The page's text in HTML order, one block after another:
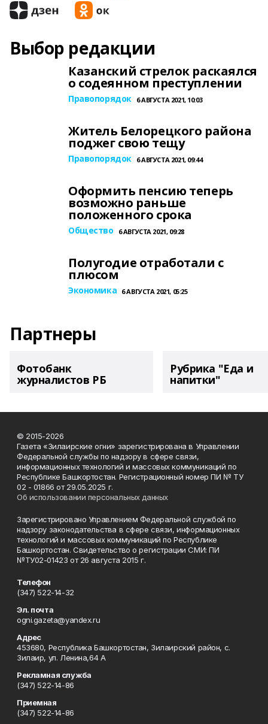
Выбор редакции
Казанский стрелок раскаялся
о содеянном преступлении
Правопорядок 6 АВГУСТА 2021, 10:03
Житель Белорецкого района
поджег свою тещу
Правопорядок 6 АВГУСТА 2021, 09:44
Оформить пенсию теперь
возможно раньше
положенного срока
Общество 6 АВГУСТА 2021, 09:28
Полугодие отработали с
плюсом
Экономика 6 АВГУСТА 2021, 05:25
Партнеры
Фотобанк
журналистов РБ
Рубрика "Еда и
напитки"
© 2015-2026
Газета «Зилаирские огни» зарегистрирована в Управлении
Федеральной службы по надзору в сфере связи,
информационных технологий и массовых коммуникаций по
Республике Башкортостан. Регистрационный номер ПИ № ТУ
02 - 01866 от 29.05.2025 г.
Об использовании персональных данных
Зарегистрировано Управлением Федеральной службой по
надзору законодательства в сфере связи, информационных
технологий и массовых коммуникаций по Республике
Башкортостан. Свидетельство о регистрации СМИ: ПИ
№ТУ02-01423 от 26 августа 2015 г.
Телефон
(347) 522-14-32
Эл. почта
ogni.gazeta@yandex.ru
Адрес
453680, Республика Башкортостан, Зилаирский район, с.
Зилаир, ул. Ленина,64 А
Рекламная служба
(347) 522-14-86
Приемная
(347) 522-14-86